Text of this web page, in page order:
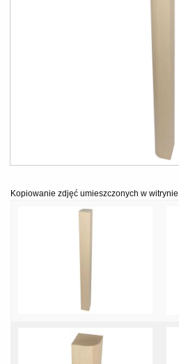
Kopiowanie zdjęć umieszczonych w